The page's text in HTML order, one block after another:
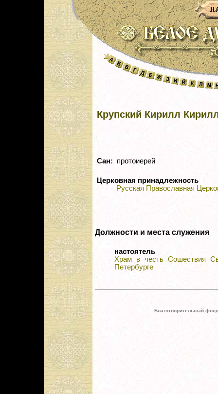
Крупский Кирилл
Сан: протоиерей
Церковная принадлежность
Русская Православная
Должности и места служения
настоятель
Храм в честь Сошествия
Петербурге
Благотворительный